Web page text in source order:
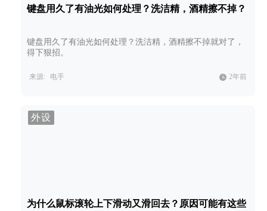
键盘用久了有油光如何处理？洗洁精，酒精擦不掉？
键盘用久了有油光如何处理？洗洁精，酒精擦不掉就对了，
得下狠招。
来源: 电手 2年前
外设
为什么鼠标滚轮上下滑动又滑回去？原因可能有这些